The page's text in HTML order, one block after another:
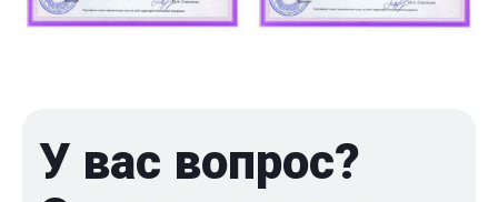
У вас вопрос?